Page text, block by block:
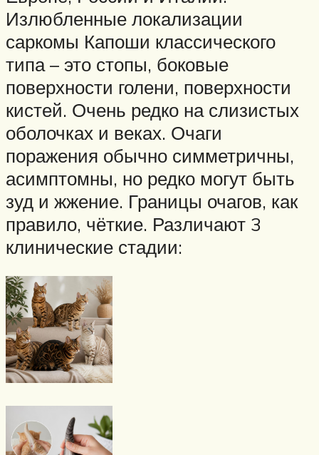
Излюбленные локализации
саркомы Капоши классического
типа – это стопы, боковые
поверхности голени, поверхности
кистей. Очень редко на слизистых
оболочках и веках. Очаги
поражения обычно симметричны,
асимптомны, но редко могут быть
зуд и жжение. Границы очагов, как
правило, чёткие. Различают 3
клинические стадии: